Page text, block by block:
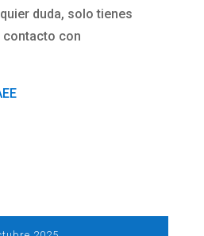
duda, solo tienes
contacto con